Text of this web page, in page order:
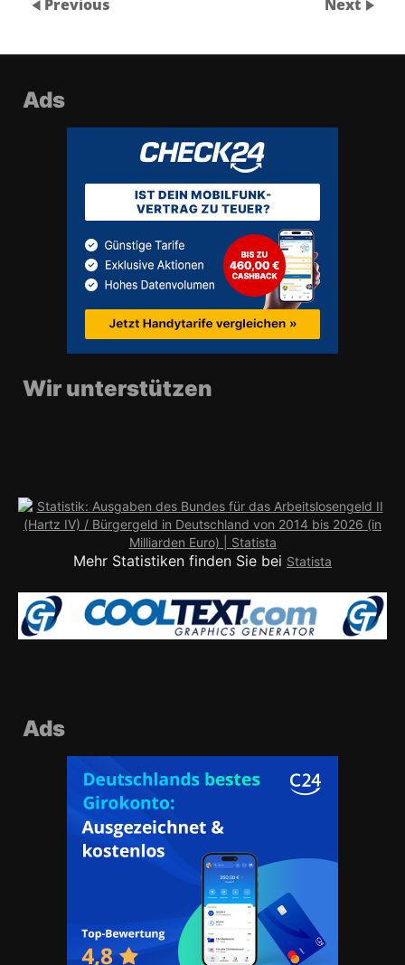
Previous Next
Ads
Wir unterstützen
Mehr Statistiken finden Sie bei Statista
Ads